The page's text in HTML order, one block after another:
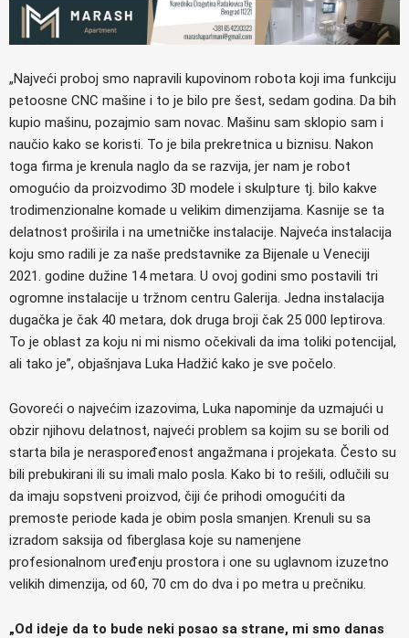
„Najveći proboj smo napravili kupovinom robota koji ima funkciju
petoosne CNC mašine i to je bilo pre šest, sedam godina. Da bih
kupio mašinu, pozajmio sam novac. Mašinu sam sklopio sam i
naučio kako se koristi. To je bila prekretnica u biznisu. Nakon
toga firma je krenula naglo da se razvija, jer nam je robot
omogućio da proizvodimo 3D modele i skulpture tj. bilo kakve
trodimenzionalne komade u velikim dimenzijama. Kasnije se ta
delatnost proširila i na umetničke instalacije. Najveća instalacija
koju smo radili je za naše predstavnike za Bijenale u Veneciji
2021. godine dužine 14 metara. U ovoj godini smo postavili tri
ogromne instalacije u tržnom centru Galerija. Jedna instalacija
dugačka je čak 40 metara, dok druga broji čak 25 000 leptirova.
To je oblast za koju ni mi nismo očekivali da ima toliki potencijal,
ali tako je”, objašnjava Luka Hadžić kako je sve počelo.
Govoreći o najvećim izazovima, Luka napominje da uzmajući u
obzir njihovu delatnost, najveći problem sa kojim su se borili od
starta bila je neraspoređenost angažmana i projekata. Često su
bili prebukirani ili su imali malo posla. Kako bi to rešili, odlučili su
da imaju sopstveni proizvod, čiji će prihodi omogućiti da
premoste periode kada je obim posla smanjen. Krenuli su sa
izradom saksija od fiberglasa koje su namenjene
profesionalnom uređenju prostora i one su uglavnom izuzetno
velikih dimenzija, od 60, 70 cm do dva i po metra u prečniku.
„Od ideje da to bude neki posao sa strane, mi smo danas